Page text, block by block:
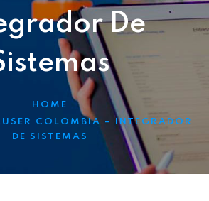
De
HOME
COLOMBIA – INTEGRADOR
DE SISTEMAS